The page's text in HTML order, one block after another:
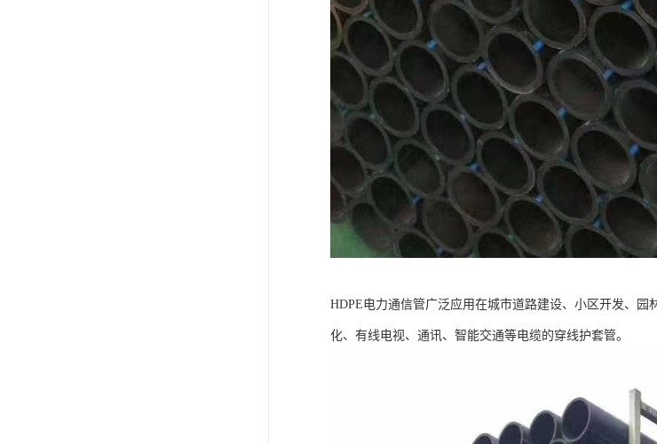
HDPE电力通信管广泛应用在城市道路建设、小区开发、
化、有线电视、通讯、智能交通等电缆的穿线护套管。